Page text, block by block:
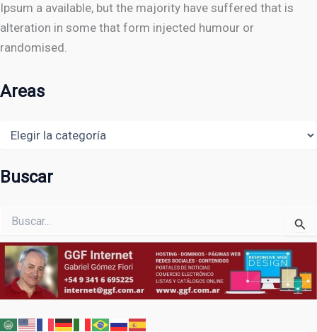
Ipsum a available, but the majority have suffered that is
alteration in some that form injected humour or
randomised.
Areas
Buscar
por: